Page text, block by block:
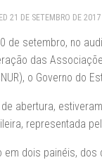
21 DE SETEMBRO DE 2017
de setembro, no
das
o Governo do
abertura,
representada
em dois painéis,